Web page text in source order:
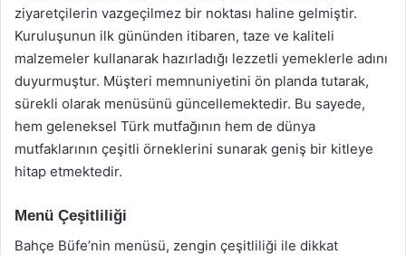
ziyaretçilerin vazgeçilmez bir noktası haline gelmiştir.
Kuruluşunun ilk gününden itibaren, taze ve kaliteli
malzemeler kullanarak hazırladığı lezzetli yemeklerle adını
duyurmuştur. Müşteri memnuniyetini ön planda tutarak,
sürekli olarak menüsünü güncellemektedir. Bu sayede,
hem geleneksel Türk mutfağının hem de dünya
mutfaklarının çeşitli örneklerini sunarak geniş bir kitleye
hitap etmektedir.
Menü Çeşitliliği
Bahçe Büfe’nin menüsü, zengin çeşitliliği ile dikkat